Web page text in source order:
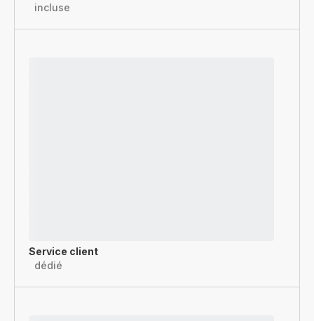
incluse
Service client
dédié